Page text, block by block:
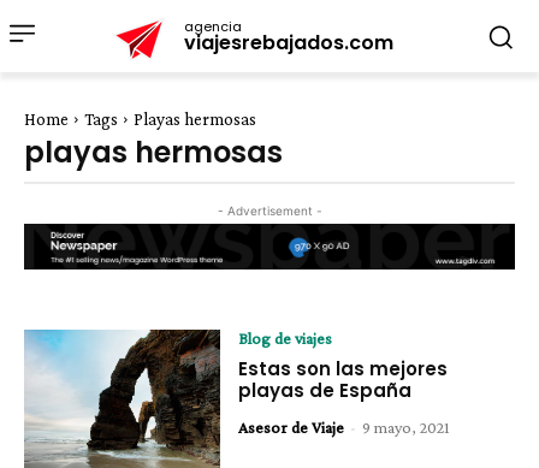
agencia
viajesrebajados.com
Home Tags Playas hermosas
playas hermosas
- Advertisement -
Blog de viajes
Estas son las mejores
playas de España
Asesor de Viaje - 9 mayo, 2021